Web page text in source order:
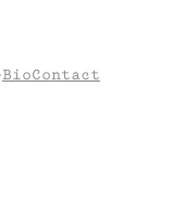
BioContact